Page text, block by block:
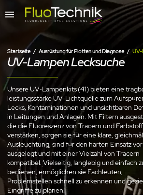
Startseite Ausrüstung für Plotten und Diagnose UV-
UV-Lampen Lecksuche
Unsere UV‑Lampenkits (41) bieten eine
leistungsstarke UV‑Lichtquelle zum
Lecks, Kontaminationen und unsichtbaren
in Leitungen und Anlagen. Mit Filtern
die die Fluoreszenz von Tracern und
verstärken, sorgen sie für eine klare,
Ausleuchtung, sind für den harten Einsatz
ausgelegt und mit einer Vielzahl von Tracern
kompatibel. Vielseitig, langlebig und einfach
bedienen, ermöglichen sie Fachleuten,
Problemstellen schnell zu erkennen und
Eingriffe zu planen.